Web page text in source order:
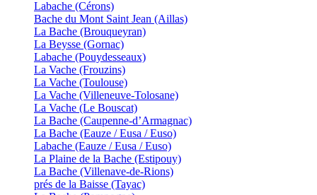
Labache (Cérons)
Bache du Mont Saint Jean (Aillas)
La Bache (Brouqueyran)
La Beysse (Gornac)
Labache (Pouydesseaux)
La Vache (Frouzins)
La Vache (Toulouse)
La Vache (Villeneuve-Tolosane)
La Vache (Le Bouscat)
La Bache (Caupenne-d’Armagnac)
La Bache (Eauze / Eusa / Euso)
Labache (Eauze / Eusa / Euso)
La Plaine de la Bache (Estipouy)
La Bache (Villenave-de-Rions)
prés de la Baisse (Tayac)